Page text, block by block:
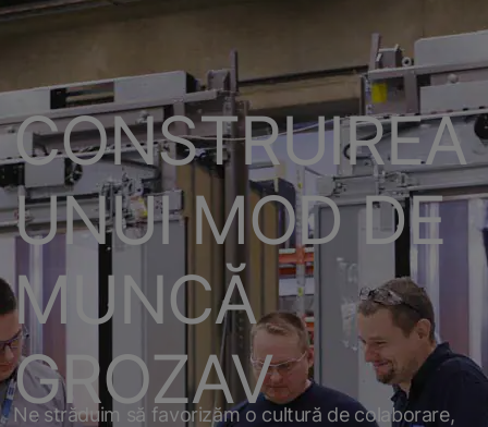
CONSTRUIREA
UNUI MOD DE
MUNCĂ
GROZAV
Ne străduim să favorizăm o cultură de colaborare,